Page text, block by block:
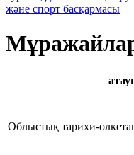
және спорт басқармасы
Облыстық тарихи-